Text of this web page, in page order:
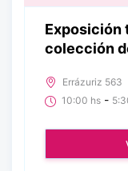
Exposición
colección
Errázuriz 563
10:00 hs -